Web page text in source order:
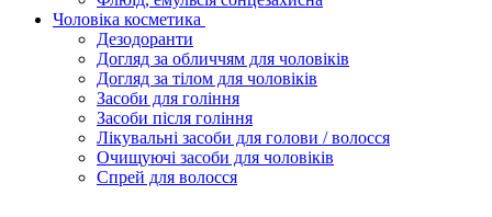
Чоловіка косметика
Дезодоранти
Догляд за обличчям для чоловіків
Догляд за тілом для чоловіків
Засоби для гоління
Засоби після гоління
Лікувальні засоби для голови / волосся
Очищуючі засоби для чоловіків
Спрей для волосся